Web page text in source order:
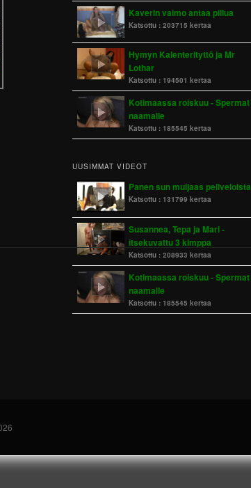
Kaverin vaimo antaa pillua
Katsottu :203715 kertaa
Hymyn Kalenterityttö ja Mr
Lothar
Katsottu :194501 kertaa
Kotimaassa roiskuu - Spermat
naamalle
Katsottu :185545 kertaa
UUSIMMAT VIDEOT
Panen sun muijaas peliveloista
Katsottu :131799 kertaa
Susannea, Tepa ja Mari -
itsekuvattu 3 kimppa
Katsottu :208933 kertaa
Kotimaassa roiskuu - Spermat
naamalle
Katsottu :185545 kertaa